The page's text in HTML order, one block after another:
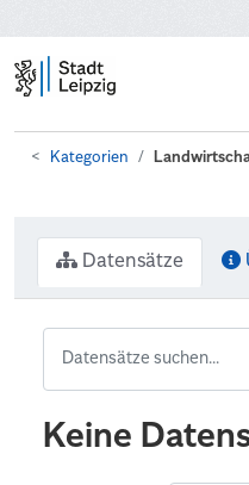
Kategorien
Datensätze
Keine